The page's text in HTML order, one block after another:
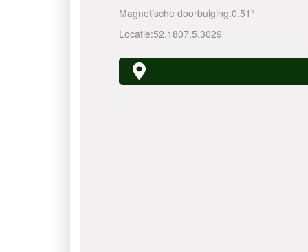
Magnetische doorbuiging:0.51°
Locatie:52.1807,5.3029